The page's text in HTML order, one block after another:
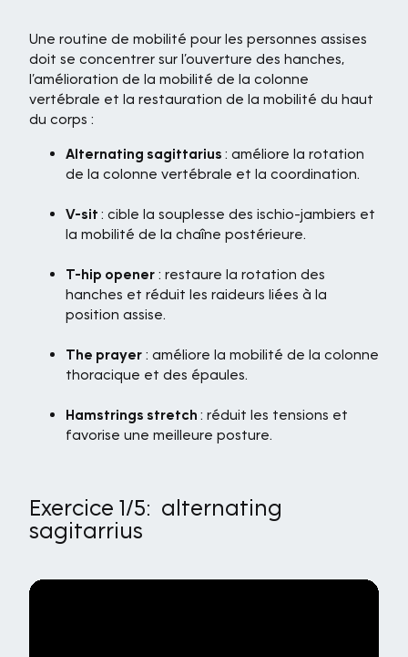
Une routine de mobilité pour les personnes assises
doit se concentrer sur l’ouverture des hanches,
l’amélioration de la mobilité de la colonne
vertébrale et la restauration de la mobilité du haut
du corps :
Alternating sagittarius : améliore la rotation
de la colonne vertébrale et la coordination.
V-sit : cible la souplesse des ischio-jambiers et
la mobilité de la chaîne postérieure.
T-hip opener : restaure la rotation des
hanches et réduit les raideurs liées à la
position assise.
The prayer : améliore la mobilité de la colonne
thoracique et des épaules.
Hamstrings stretch : réduit les tensions et
favorise une meilleure posture.
Exercice 1/5: alternating
sagitarrius